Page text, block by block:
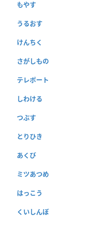
もやす
うるおす
けんちく
さがしもの
テレポート
しわける
つぶす
とりひき
あくび
ミツあつめ
はっこう
くいしんぼ